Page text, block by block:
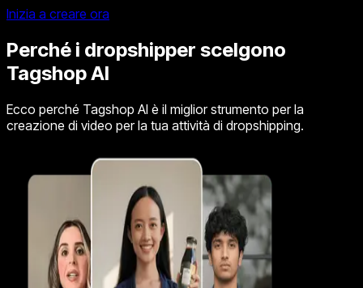
Inizia a creare ora
Perché i dropshipper scelgono
Tagshop AI
Ecco perché Tagshop AI è il miglior strumento per la
creazione di video per la tua attività di dropshipping.